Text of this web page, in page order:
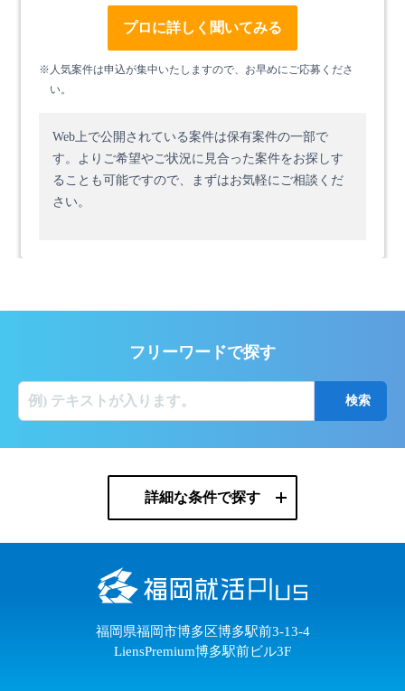
プロに詳しく聞いてみる
※人気案件は申込が集中いたしますので、お早めにご応募くださ
い。
Web上で公開されている案件は保有案件の一部で
す。 よりご希望やご状況に見合った案件をお探しす
ることも可能ですので、まずはお気軽にご相談くだ
さい。
フリーワードで探す
詳細な条件で探す
福岡県福岡市博多区博多駅前3-13-4
LiensPremium博多駅前ビル3F